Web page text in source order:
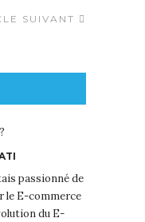
SUIVANT
passionné de
le E-commerce
du E-